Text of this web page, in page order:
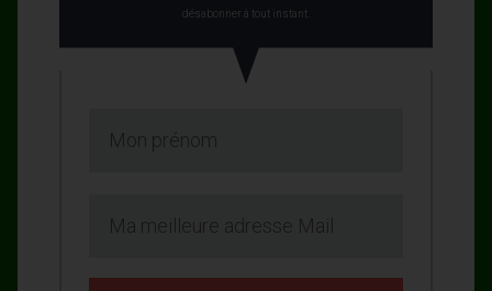
désabonner à tout instant.